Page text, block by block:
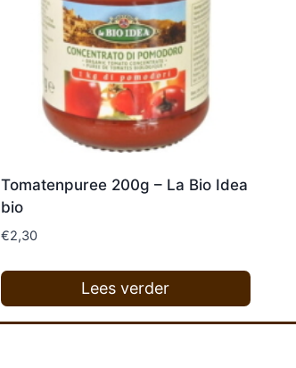
Tomatenpuree 200g – La Bio Idea
bio
€2,30
Lees verder